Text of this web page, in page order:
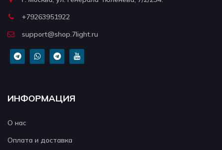
+79263951922
support@shop.7light.ru
ИНФОРМАЦИЯ
О нас
Оплата и доставка